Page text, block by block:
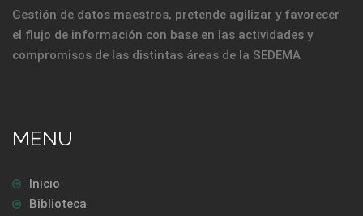
Gestión de datos maestros, pretende agilizar y favorecer
el flujo de información con base en las actividades y
compromisos de las distintas áreas de la SEDEMA
MENU
Inicio
Biblioteca